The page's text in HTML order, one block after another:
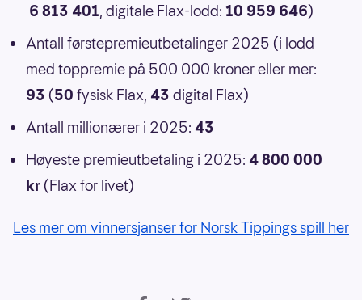
6 813 401, digitale Flax-lodd: 10 959 646)
Antall førstepremieutbetalinger 2025 (i lodd
med toppremie på 500 000 kroner eller mer:
93 (50 fysisk Flax, 43 digital Flax)
Antall millionærer i 2025: 43
Høyeste premieutbetaling i 2025: 4 800 000
kr (Flax for livet)
Les mer om vinnersjanser for Norsk Tippings spill her